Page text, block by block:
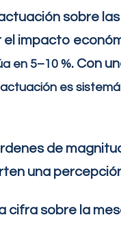
sobre
el impacto
en 5–10 %. Con
actuación es
de
una
cifra sobre la